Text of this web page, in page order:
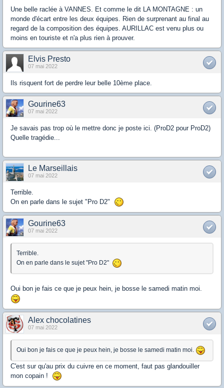
Une belle raclée à VANNES. Et comme le dit LA MONTAGNE : un
monde d'écart entre les deux équipes. Rien de surprenant au final au
regard de la composition des équipes. AURILLAC est venu plus ou
moins en touriste et n'a plus rien à prouver.
Elvis Presto
07 mai 2022
Ils risquent fort de perdre leur belle 10ème place.
Gourine63
07 mai 2022
Je savais pas trop où le mettre donc je poste ici. (ProD2 pour ProD2)
Quelle tragédie...
Le Marseillais
07 mai 2022
Terrible.
On en parle dans le sujet "Pro D2"
Gourine63
07 mai 2022
Terrible.
On en parle dans le sujet "Pro D2"
Oui bon je fais ce que je peux hein, je bosse le samedi matin moi.
Alex chocolatines
07 mai 2022
Oui bon je fais ce que je peux hein, je bosse le samedi matin moi.
C'est sur qu'au prix du cuivre en ce moment, faut pas glandouiller
mon copain !